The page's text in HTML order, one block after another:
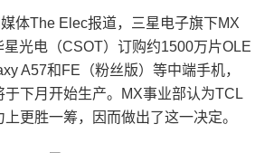
体The Elec报道，三星电子旗下MX
光电（CSOT）订购约1500万片OLE
A57和FE（粉丝版）等中端手机，
于下月开始生产。MX事业部认为TCL
更胜一筹，因而做出了这一决定。